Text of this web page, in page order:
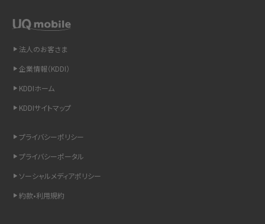
非通知設定とは？184で電話をかける方法やiPhone・Androidの設定を解説
iCloudの使用容量を減らす9つの方法！使用状況の確認手順も紹介
リプライ機能とは？LINE、X（旧Twitter）、Instagram、TikTokで送る方法を解説
インスタのDMの送り方は？便利機能の使い方や注意点をわかりやすく解説
LINEで送信取り消しをする方法は？相手に知られるのか、削除との違いも紹介
法人のお客さま
企業情報（KDDI）
KDDIホーム
KDDIサイトマップ
プライバシーポリシー
プライバシーポータル
ソーシャルメディアポリシー
約款•利用規約